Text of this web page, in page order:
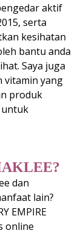
aktif
serta
kesihatan
bantu anda
Saya juga
vitamin yang
produk
untuk
dan
lain?
EMPIRE
online